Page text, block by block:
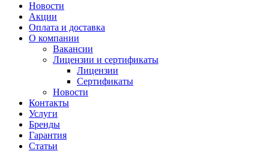
Новости
Акции
Оплата и доставка
О компании
Вакансии
Лицензии и сертификаты
Лицензии
Сертификаты
Новости
Контакты
Услуги
Бренды
Гарантия
Статьи